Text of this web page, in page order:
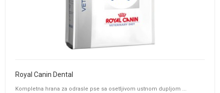
Royal Canin Dental
Kompletna hrana za odrasle pse sa osetljivom ustnom dupljom ...